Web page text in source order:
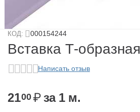
КОД: 000154244
Вставка Т-
Написать отзыв
2100 ₽за 1 м.